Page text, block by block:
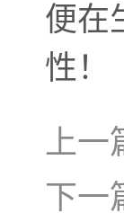
便在
性！
上一
下一